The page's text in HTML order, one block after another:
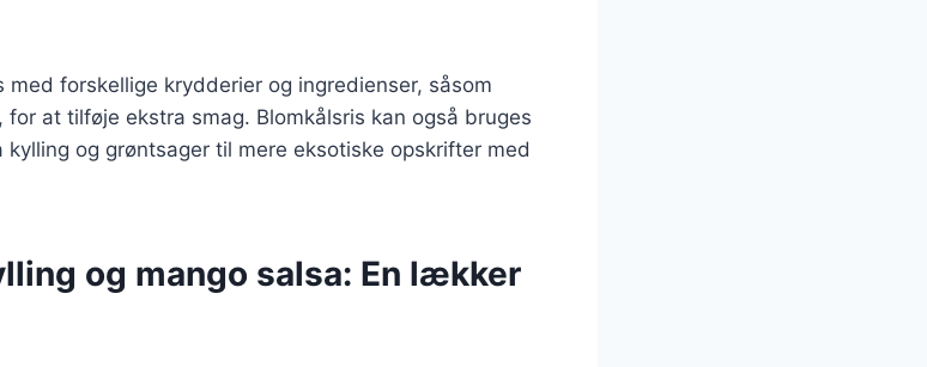
forskellige krydderier og ingredienser, såsom
at tilføje ekstra smag. Blomkålsris kan også bruges
og grøntsager til mere eksotiske opskrifter med
og mango salsa: En lækker